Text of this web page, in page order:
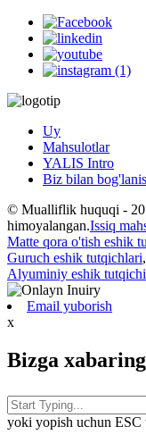
Uy
Mahsulotlar
YALIS Intro
Biz bilan
© Mualliflik huquqi -
himoyalangan.Issiq
Matte qora o'tish eshik
Guruch eshik tutqichlari,
Alyuminiy eshik tutqichi
Email yuborish
x
Bizga
yoki yopish uchun ESC